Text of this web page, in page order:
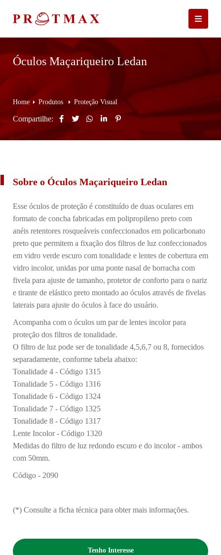
Óculos Maçariqueiro Ledan
Home Produtos Proteção Visual
Compartilhe:
Sobre o Óculos Maçariqueiro Ledan
Esse óculos de proteção é constituído de duas oculares em
formato de concha fabricadas em polipropileno preto com
anéis retentores rosqueáveis confeccionados em policarbonato
preto que permitem a fixação dos filtros de luz confeccionados
em vidro verde escuro com tonalidade e lentes de cobertura em
vidro incolor, unidas por uma ponte nasal de borracha com
fivela para ajuste de tamanho, protetor de conforto para o nariz
e tirante de elástico preto montado ao óculos através de fivelas
laterais para ajuste do óculos à face do usuário.
Acompanha com o óculos um par de lentes incolor para
proteção dos filtros de tonalidade.
O filtro de luz pode ser de tonalidade 4,5,6,7 ou 8, fornecidos
separadamente, conforme tabela abaixo:
Tonalidade 4 - Código 1315
Tonalidade 5 - Código 1316
Tonalidade 6 - Código 1324
Tonalidade 7 - Código 1325
Tonalidade 8 - Código 1317
Lente Incolor - Código 1320
Medidas do filtro de luz redondo escuro e do incolor - ambos
com 50mm.
Código - 2090
(*) Consulte a ficha técnica para obter mais informações.
Tenho Interesse